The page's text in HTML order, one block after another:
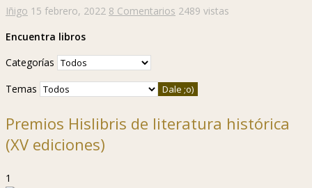
Iñigo 15 febrero, 2022 8 Comentarios 2489 vistas
Encuentra libros
Categorías
Temas
Premios Hislibris de literatura histórica
(XV ediciones)
1